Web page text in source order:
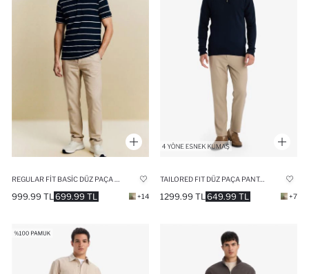
699.99 TL
999.99 TL +14
TAILORED FIT DÜZ PAÇA PANTOLON
649.99 TL
1299.99 TL +7